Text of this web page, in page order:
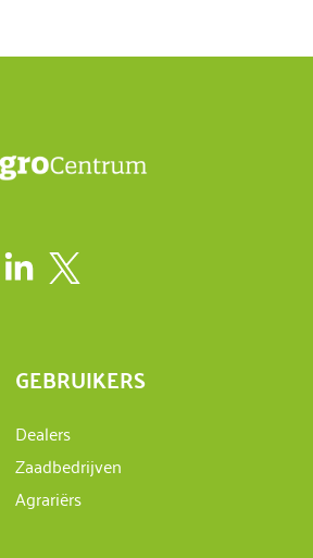
GEBRUIKERS
Dealers
Zaadbedrijven
Agrariërs